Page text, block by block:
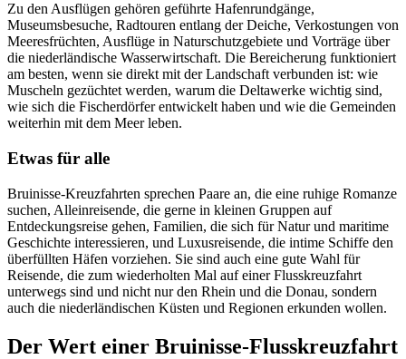
Zu den Ausflügen gehören geführte Hafenrundgänge,
Museumsbesuche, Radtouren entlang der Deiche, Verkostungen von
Meeresfrüchten, Ausflüge in Naturschutzgebiete und Vorträge über
die niederländische Wasserwirtschaft. Die Bereicherung funktioniert
am besten, wenn sie direkt mit der Landschaft verbunden ist: wie
Muscheln gezüchtet werden, warum die Deltawerke wichtig sind,
wie sich die Fischerdörfer entwickelt haben und wie die Gemeinden
weiterhin mit dem Meer leben.
Etwas für alle
Bruinisse-Kreuzfahrten sprechen Paare an, die eine ruhige Romanze
suchen, Alleinreisende, die gerne in kleinen Gruppen auf
Entdeckungsreise gehen, Familien, die sich für Natur und maritime
Geschichte interessieren, und Luxusreisende, die intime Schiffe den
überfüllten Häfen vorziehen. Sie sind auch eine gute Wahl für
Reisende, die zum wiederholten Mal auf einer Flusskreuzfahrt
unterwegs sind und nicht nur den Rhein und die Donau, sondern
auch die niederländischen Küsten und Regionen erkunden wollen.
Der Wert einer Bruinisse-Flusskreuzfahrt